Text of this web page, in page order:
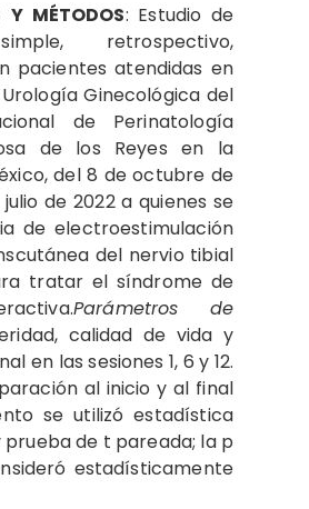
Y MÉTODOS: Estudio de
retrospectivo,
pacientes atendidas en
Ginecológica del
de Perinatología
de los Reyes en la
del 8 de octubre de
julio de 2022 a quienes se
de electroestimulación
del nervio tibial
tratar el síndrome de
Parámetros de
calidad de vida y
en las sesiones 1, 6 y 12.
al inicio y al final
se utilizó estadística
de t pareada; la p
estadísticamente